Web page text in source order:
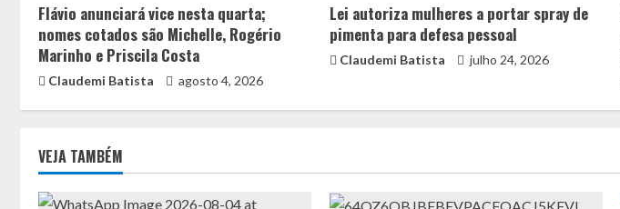
Flávio anunciará vice nesta quarta;
nomes cotados são Michelle, Rogério
Marinho e Priscila Costa
Claudemi Batista agosto 4, 2026
Lei autoriza mulheres a portar spray de
pimenta para defesa pessoal
Claudemi Batista julho 24, 2026
VEJA TAMBÉM